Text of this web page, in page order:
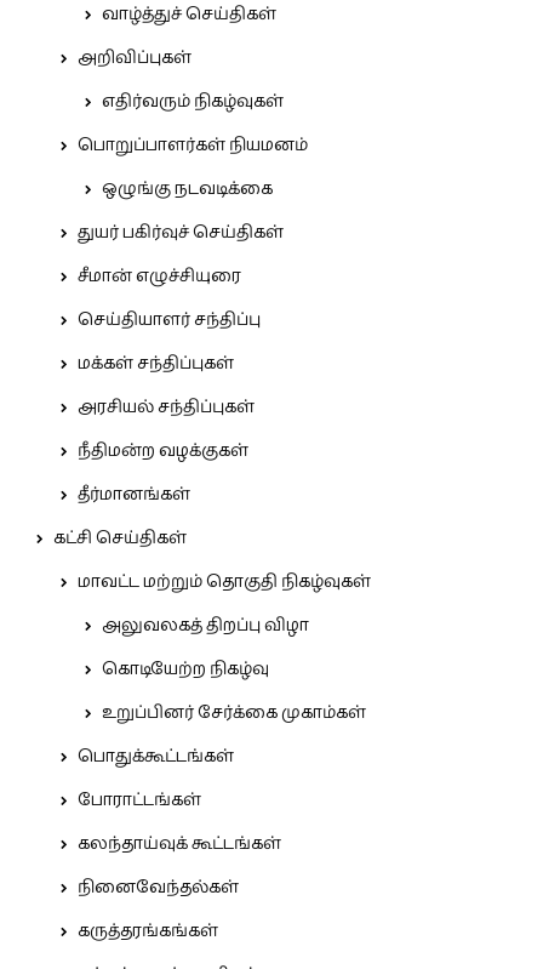
வாழ்த்துச் செய்திகள்
அறிவிப்புகள்
எதிர்வரும் நிகழ்வுகள்
பொறுப்பாளர்கள் நியமனம்
ஒழுங்கு நடவடிக்கை
துயர் பகிர்வுச் செய்திகள்
சீமான் எழுச்சியுரை
செய்தியாளர் சந்திப்பு
மக்கள் சந்திப்புகள்
அரசியல் சந்திப்புகள்
நீதிமன்ற வழக்குகள்
தீர்மானங்கள்
கட்சி செய்திகள்
மாவட்ட மற்றும் தொகுதி நிகழ்வுகள்
அலுவலகத் திறப்பு விழா
கொடியேற்ற நிகழ்வு
உறுப்பினர் சேர்க்கை முகாம்கள்
பொதுக்கூட்டங்கள்
போராட்டங்கள்
கலந்தாய்வுக் கூட்டங்கள்
நினைவேந்தல்கள்
கருத்தரங்கங்கள்